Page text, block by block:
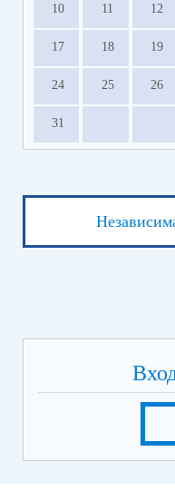
10 11 12
17 18 19
24 25 26
31